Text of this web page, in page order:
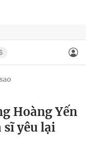
Hoàng Yến
sĩ yêu lại